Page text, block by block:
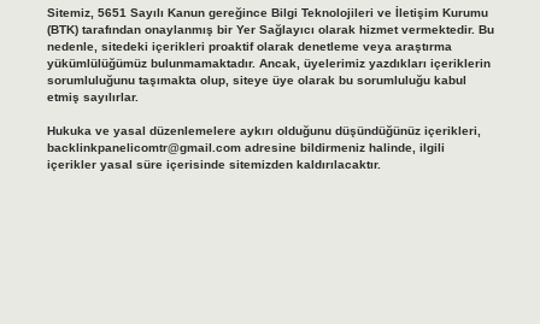
Sitemiz, 5651 Sayılı Kanun gereğince Bilgi Teknolojileri ve İletişim Kurumu
(BTK) tarafından onaylanmış bir Yer Sağlayıcı olarak hizmet vermektedir. Bu
nedenle, sitedeki içerikleri proaktif olarak denetleme veya araştırma
yükümlülüğümüz bulunmamaktadır. Ancak, üyelerimiz yazdıkları içeriklerin
sorumluluğunu taşımakta olup, siteye üye olarak bu sorumluluğu kabul
etmiş sayılırlar.
Hukuka ve yasal düzenlemelere aykırı olduğunu düşündüğünüz içerikleri,
backlinkpanelicomtr@gmail.comadresine bildirmeniz halinde, ilgili
içerikler yasal süre içerisinde sitemizden kaldırılacaktır.